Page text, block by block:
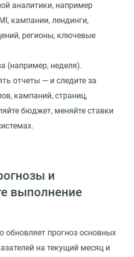
аналитики, например
кампании, лендинги,
регионы, ключевые
(например, неделя).
отчеты — и следите за
кампаний, страниц,
бюджет, меняйте ставки
и
выполнение
обновляет прогноз основных
на текущий месяц и